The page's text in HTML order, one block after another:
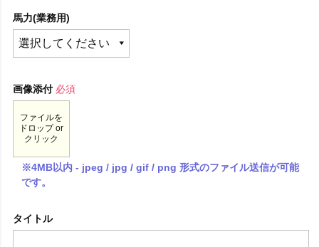
馬力(業務用)
画像添付 必須
ファイルを
ドロップ or
クリック
※4MB以内 - jpeg / jpg / gif / png 形式のファイル送信が可能
です。
タイトル